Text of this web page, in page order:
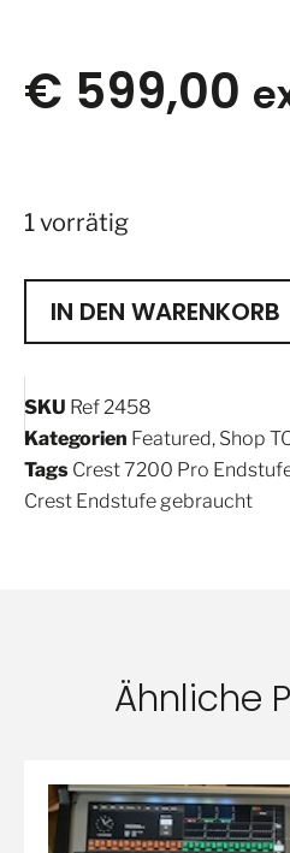
€ 599,00
1 vorrätig
IN DEN WARENKORB
SKU Ref 2458
Kategorien Featured, Shop
Tags Crest 7200 Pro
Crest Endstufe gebraucht
Ähnliche